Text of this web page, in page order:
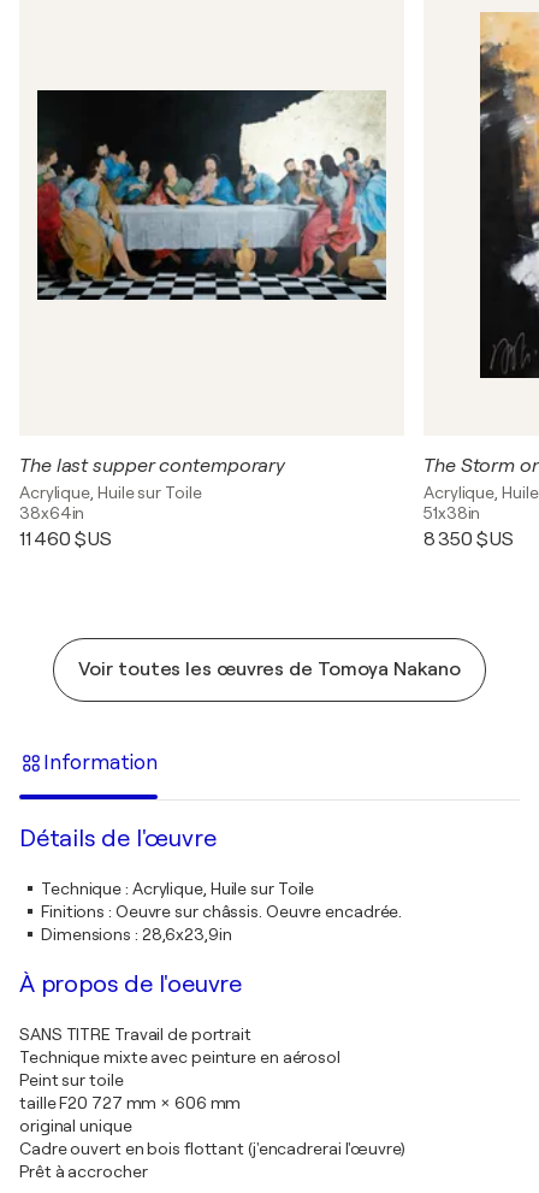
The last supper contemporary
Acrylique, Huile sur Toile
38x64in
11 460 $US
Acrylique,
51x38in
8 350 $US
Voir toutes les œuvres de Tomoya Nakano
Information
Détails de l'œuvre
Technique: Acrylique, Huile sur Toile
Finitions : Oeuvre sur châssis. Oeuvre encadrée.
Dimensions : 28,6x23,9in
À propos de l'oeuvre
SANS TITRE Travail de portrait
Technique mixte avec peinture en aérosol
Peint sur toile
taille F20 727 mm × 606 mm
original unique
Cadre ouvert en bois flottant (j'encadrerai l'œuvre)
Prêt à accrocher